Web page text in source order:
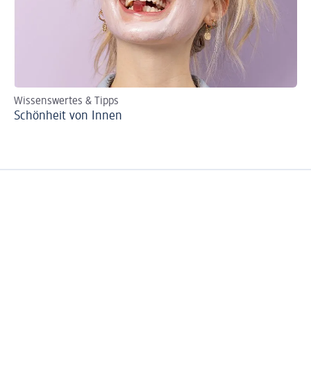
Wissenswertes & Tipps
Schönheit von Innen